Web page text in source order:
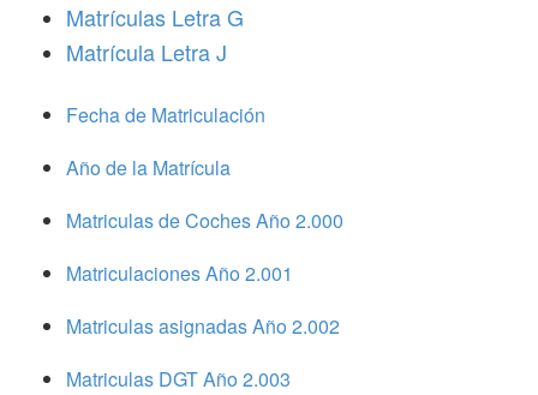
Matrículas Letra G
Matrícula Letra J
Fecha de Matriculación
Año de la Matrícula
Matriculas de Coches Año 2.000
Matriculaciones Año 2.001
Matriculas asignadas Año 2.002
Matriculas DGT Año 2.003